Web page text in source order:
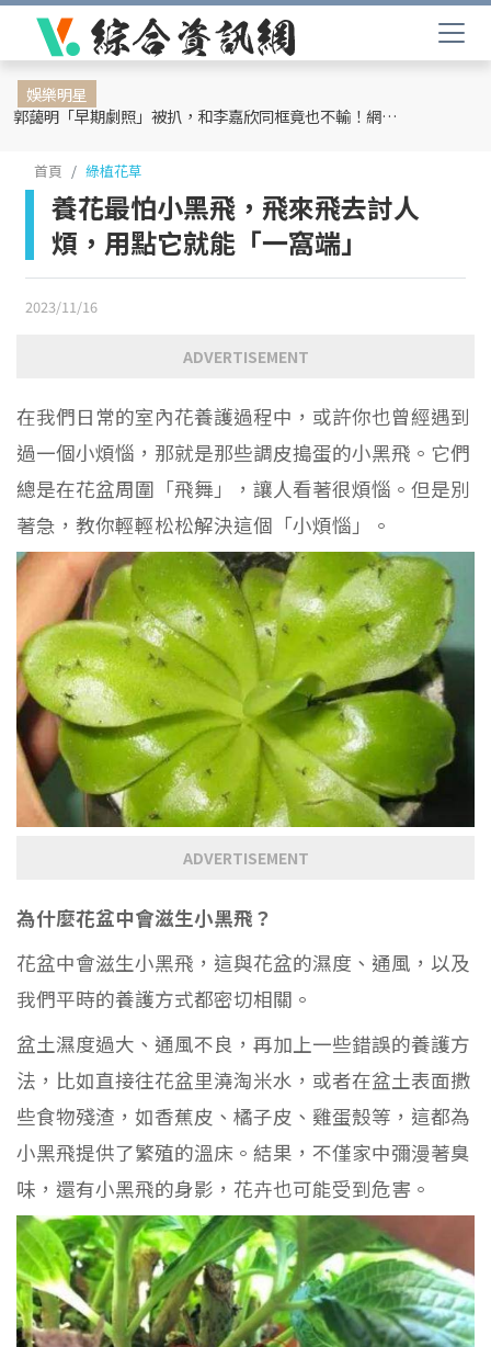
娛樂明星
郭藹明「早期劇照」被扒，和李嘉欣同框竟也不輸！網友：難怪劉青云這麼愛她
首頁 綠植花草
養花最怕小黑飛，飛來飛去討人
煩，用點它就能「一窩端」
2023/11/16
ADVERTISEMENT
在我們日常的室內花養護過程中，或許你也曾經遇到
過一個小煩惱，那就是那些調皮搗蛋的小黑飛。它們
總是在花盆周圍「飛舞」，讓人看著很煩惱。但是別
著急，教你輕輕松松解決這個「小煩惱」。
ADVERTISEMENT
為什麼花盆中會滋生小黑飛？
花盆中會滋生小黑飛，這與花盆的濕度、通風，以及
我們平時的養護方式都密切相關。
盆土濕度過大、通風不良，再加上一些錯誤的養護方
法，比如直接往花盆里澆淘米水，或者在盆土表面撒
些食物殘渣，如香蕉皮、橘子皮、雞蛋殼等，這都為
小黑飛提供了繁殖的溫床。結果，不僅家中彌漫著臭
味，還有小黑飛的身影，花卉也可能受到危害。